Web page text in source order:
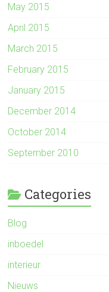
May 2015
April 2015
March 2015
February 2015
January 2015
December 2014
October 2014
September 2010
Categories
Blog
inboedel
interieur
Nieuws